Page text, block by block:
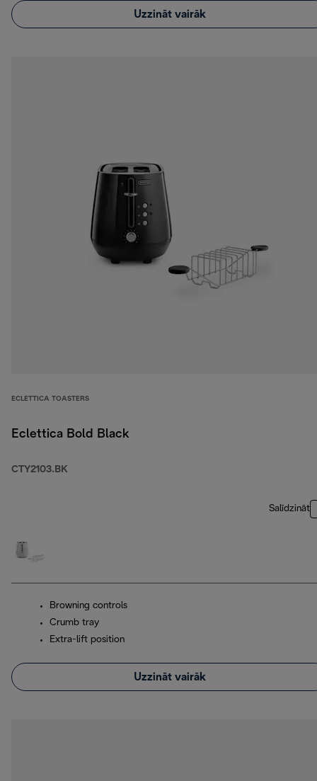
Uzzināt vairāk
ECLETTICA TOASTERS
Eclettica Bold Black
CTY2103.BK
Salīdzināt
Browning controls
Crumb tray
Extra-lift position
Uzzināt vairāk